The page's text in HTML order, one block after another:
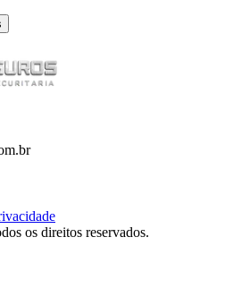
os direitos reservados.